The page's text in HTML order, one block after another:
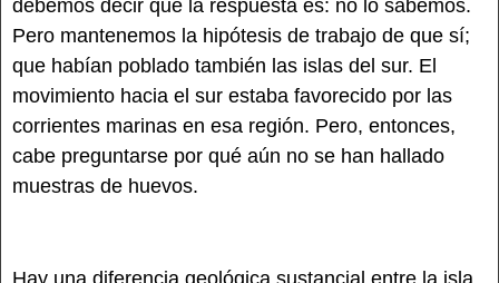
debemos decir que la respuesta es: no lo sabemos.
Pero mantenemos la hipótesis de trabajo de que sí;
que habían poblado también las islas del sur. El
movimiento hacia el sur estaba favorecido por las
corrientes marinas en esa región. Pero, entonces,
cabe preguntarse por qué aún no se han hallado
muestras de huevos.